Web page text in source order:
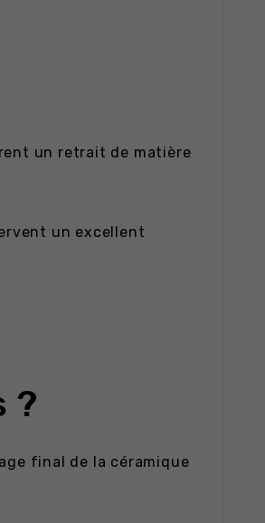
un retrait de matière
un excellent
?
final de la céramique